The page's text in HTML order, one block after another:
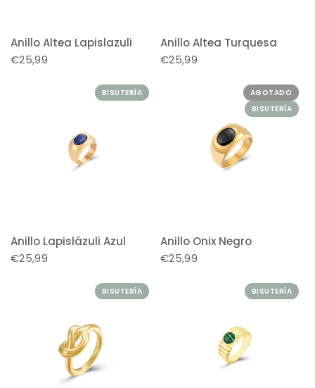
Anillo Altea Lapislazuli
€25,99
Anillo Altea Turquesa
€25,99
BISUTERÍA
Anillo Lapislázuli Azul
€25,99
AGOTADO
BISUTERÍA
Anillo Onix Negro
€25,99
BISUTERÍA BISUTERÍA